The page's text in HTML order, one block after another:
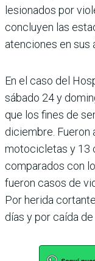
lesionados por
concluyen las
atenciones en sus
En el caso del
sábado 24 y
que los fines de
diciembre. Fueron
motocicletas y 13
comparados con
fueron casos de
Por herida
días y por caída